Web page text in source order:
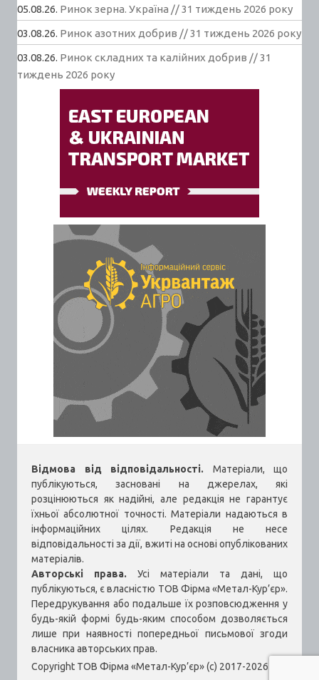
05.08.26. Ринок зерна. Україна // 31 тиждень 2026 року
03.08.26. Ринок азотних добрив // 31 тиждень 2026 року
03.08.26. Ринок складних та калійних добрив // 31
тиждень 2026 року
Відмова від відповідальності. Матеріали, що
публікуються, засновані на джерелах, які
розцінюються як надійні, але редакція не гарантує
їхньої абсолютної точності. Матеріали надаються в
інформаційних цілях. Редакція не несе
відповідальності за дії, вжиті на основі опублікованих
матеріалів.
Авторські права. Усі матеріали та дані, що
публікуються, є власністю ТОВ Фірма «Метал-Кур’єр».
Передрукування або подальше їх розповсюдження у
будь-якій формі будь-яким способом дозволяється
лише при наявності попередньої письмової згоди
власника авторських прав.
Copyright ТОВ Фірма «Метал-Кур’єр» (c) 2017-2026